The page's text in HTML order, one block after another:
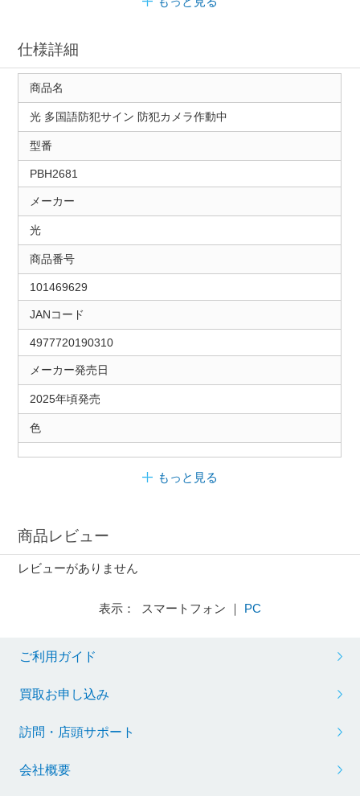
仕様詳細
商品名
光 多国語防犯サイン 防犯カメラ作動中
型番
PBH2681
メーカー
光
商品番号
101469629
JANコード
4977720190310
メーカー発売日
2025年頃発売
色
もっと見る
商品レビュー
レビューがありません
表示： スマートフォン ｜ PC
ご利用ガイド
買取お申し込み
訪問・店頭サポート
会社概要